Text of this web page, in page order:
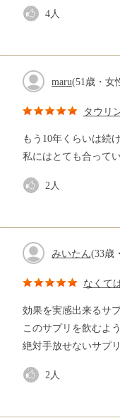
4人
maru(51歳・女
タウリ
もう10年くらいは続
私にはとても合って
2人
みいたん(33歳
なくて
効果を実感出来るサプ
このサプリを飲むよ
絶対手放せないサプ
2人